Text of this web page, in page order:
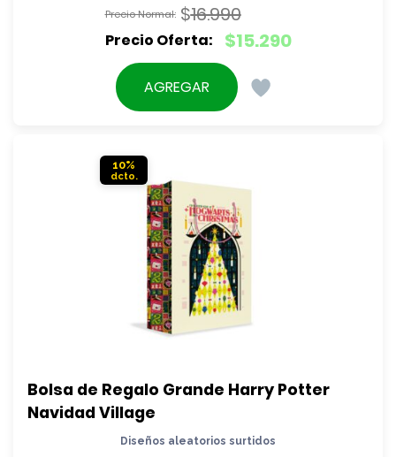
$16.990
El
precio
original
$15.290
El
precio
actual
AGREGAR
10%
Bolsa de Regalo Grande Harry Potter
Navidad Village
Diseños aleatorios surtidos